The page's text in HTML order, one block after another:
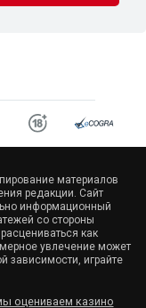
материалов
редакции. Сайт
информационный
со стороны
как
увлечение может
зависимости, играйте
оцениваем казино